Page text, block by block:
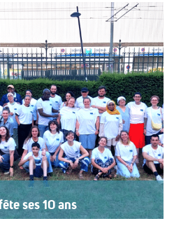
2026 de Vivre et devenir, Le
dossier central se concentre
Vivre et devenir a lancé un
les vacances accessibles
ses 10 ans